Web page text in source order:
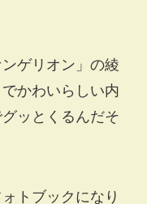
ゲリオン」の綾
かわいらしい内
ッとくるんだそ
トブックになり